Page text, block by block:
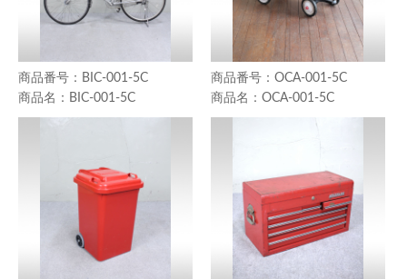
BIC-001-5C
BIC-001-5C
OCA-001-5C
OCA-001-5C